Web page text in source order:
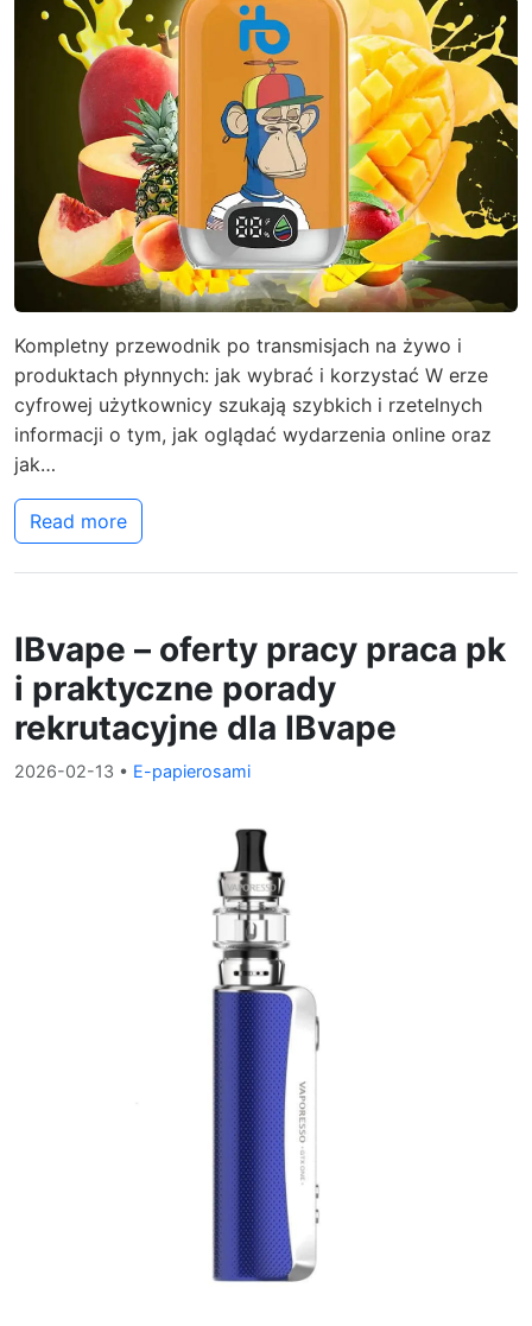
Kompletny przewodnik po transmisjach na żywo i
produktach płynnych: jak wybrać i korzystać W erze
cyfrowej użytkownicy szukają szybkich i rzetelnych
informacji o tym, jak oglądać wydarzenia online oraz
jak…
Read more
IBvape – oferty pracy praca pk
i praktyczne porady
rekrutacyjne dla IBvape
2026-02-13 • E-papierosami